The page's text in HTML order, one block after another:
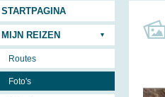
STARTPAGINA
MIJN REIZEN
Routes
Foto's